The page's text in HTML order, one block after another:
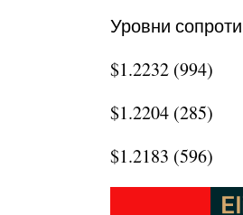
Уровни
$1.2232 (994)
$1.2204 (285)
$1.2183 (596)